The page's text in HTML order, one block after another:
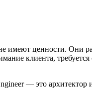
имеют ценности. Они
клиента,
— это архитектор